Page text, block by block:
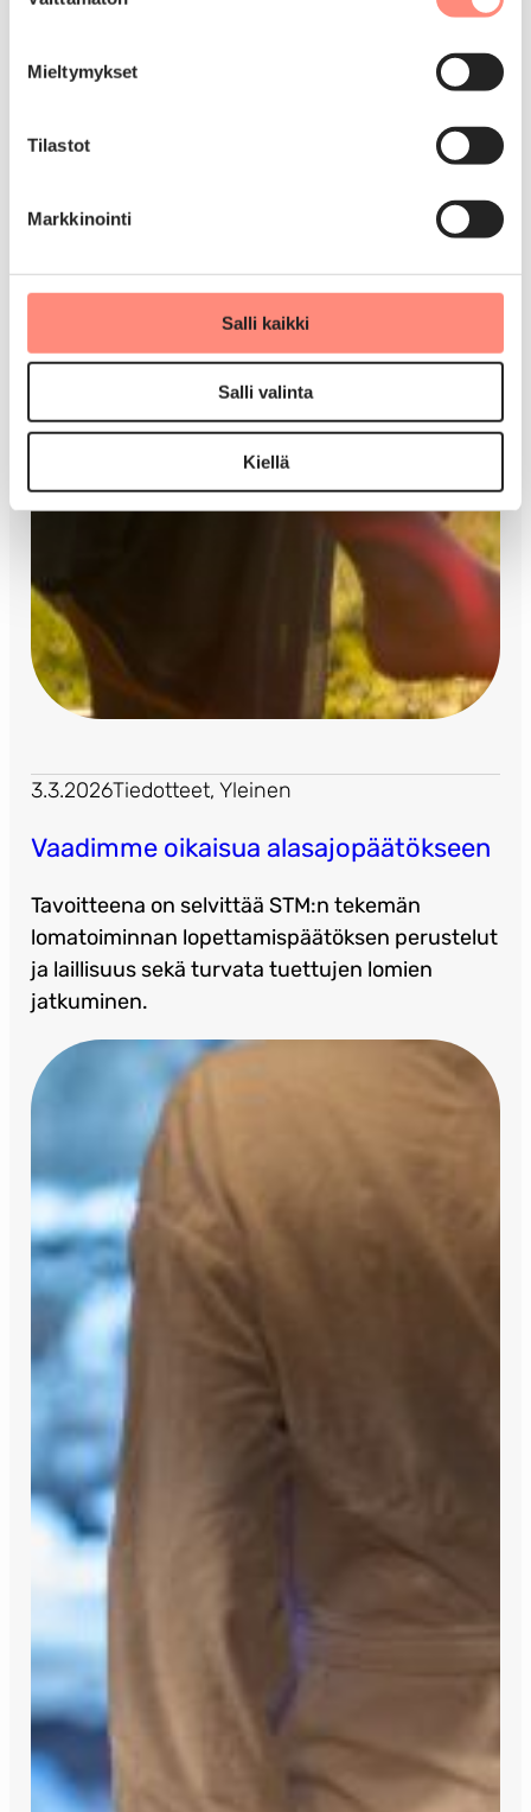
Mieltymykset
Tilastot
Markkinointi
Salli kaikki
Salli valinta
Kiellä
3.3.2026Tiedotteet, Yleinen
Vaadimme oikaisua alasajopäätökseen
Tavoitteena on selvittää STM:n tekemän
lomatoiminnan lopettamispäätöksen perustelut
ja laillisuus sekä turvata tuettujen lomien
jatkuminen.